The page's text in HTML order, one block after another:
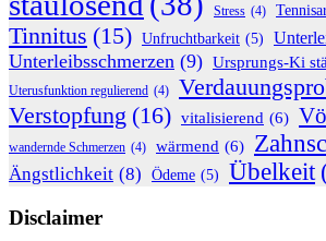
Stress (4)
Tinnitus (15) Unfruchtbarkeit (5)
Unterleibsschmerzen (9) Ursprungs-Ki
Uterusfunktion regulierend (4)
Verstopfung (16) vitalisierend (6)
wandernde Schmerzen (4) wärmend (6)
Ängstlichkeit (8) Ödeme (5) Übelkeit
Disclaimer